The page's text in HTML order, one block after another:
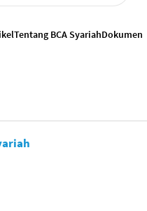
Tentang BCA SyariahDokumen